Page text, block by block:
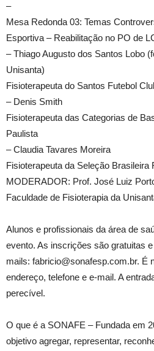
–
Mesa Redonda 03: Temas
Esportiva – Reabilitação no PO de
– Thiago Augusto dos Santos Lobo
Unisanta)
Fisioterapeuta do Santos Futebol
– Denis Smith
Fisioterapeuta das Categorias de
Paulista
– Claudia Tavares Moreira
Fisioterapeuta da Seleção Brasileira
MODERADOR: Prof. José Luiz
Faculdade de Fisioterapia da
Alunos e profissionais da área de
evento. As inscrições são gratuitas
mails: fabricio@sonafesp.com.br. É
endereço, telefone e e-mail. A
perecível.
O que é a SONAFE – Fundada em
objetivo agregar, representar,